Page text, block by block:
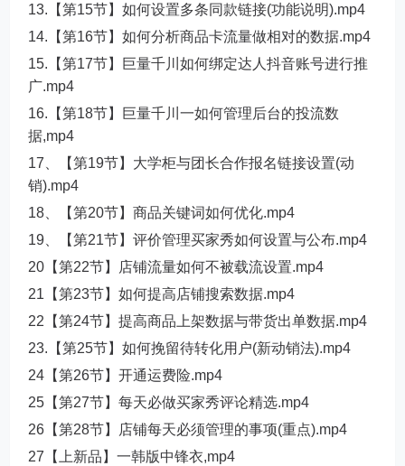
13.【第15节】如何设置多条同款链接(功能说明).mp4
14.【第16节】如何分析商品卡流量做相对的数据.mp4
15.【第17节】巨量千川如何绑定达人抖音账号进行推
广.mp4
16.【第18节】巨量千川一如何管理后台的投流数
据,mp4
17、【第19节】大学柜与团长合作报名链接设置(动
销).mp4
18、【第20节】商品关键词如何优化.mp4
19、【第21节】评价管理买家秀如何设置与公布.mp4
20【第22节】店铺流量如何不被载流设置.mp4
21【第23节】如何提高店铺搜索数据.mp4
22【第24节】提高商品上架数据与带货出单数据.mp4
23.【第25节】如何挽留待转化用户(新动销法).mp4
24【第26节】开通运费险.mp4
25【第27节】每天必做买家秀评论精选.mp4
26【第28节】店铺每天必须管理的事项(重点).mp4
27【上新品】一韩版中锋衣,mp4